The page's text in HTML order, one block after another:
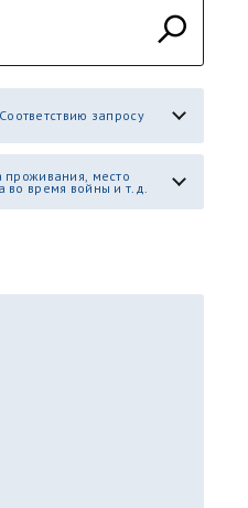
Соответствию запросу
проживания, место
во время войны и т.д.